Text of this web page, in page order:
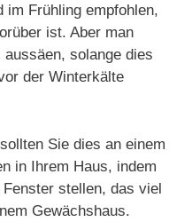
im Frühling empfohlen,
ist. Aber man
solange dies
der Winterkälte
Sie dies an einem
in Ihrem Haus, indem
stellen, das viel
Gewächshaus.